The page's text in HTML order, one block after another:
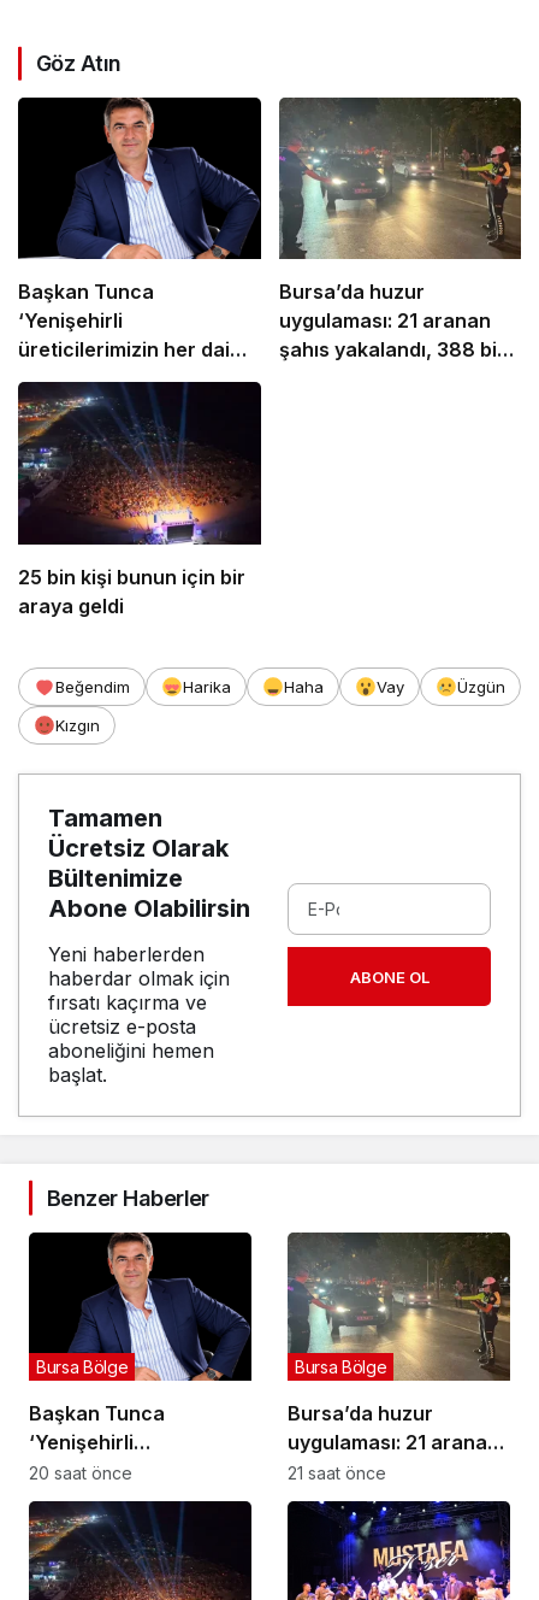
Göz Atın
Başkan Tunca
‘Yenişehirli
üreticilerimizin her daim
yanındayız’
Bursa’da huzur
uygulaması: 21 aranan
şahıs yakalandı, 388 bin
25 bin kişi bunun için bir
araya geldi
Beğendim Harika Haha Vay
Üzgün
Kızgın
Tamamen
Ücretsiz Olarak
Bültenimize
Abone Olabilirsin
Yeni haberlerden
haberdar olmak için
fırsatı kaçırma ve
ücretsiz e-posta
aboneliğini hemen
başlat.
ABONE OL
Benzer Haberler
Başkan Tunca
‘Yenişehirli
üreticilerimizin her
daim yanındayız’
Bursa Bölge
20 saat önce
Bursa’da huzur
uygulaması: 21 aranan
şahıs yakalandı, 388
bin TL ceza kesildi
Bursa Bölge
21 saat önce